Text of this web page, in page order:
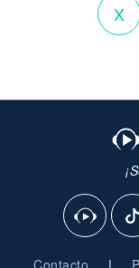
X
Contacto |